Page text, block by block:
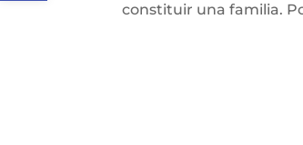
constituir una familia.